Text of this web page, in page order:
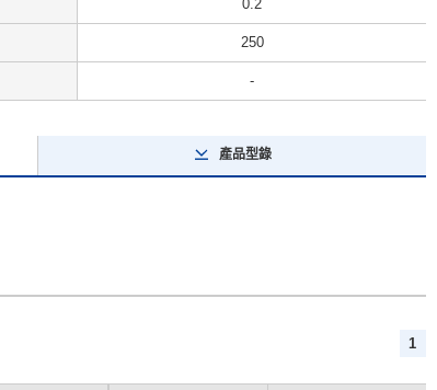
0.2
250
-
產品型錄
1